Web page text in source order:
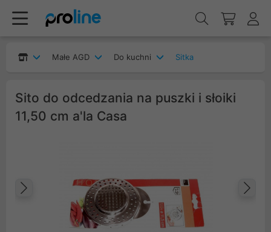
Małe AGD Do kuchni Sitka
Sito do odcedzania na puszki i słoiki
11,50 cm a'la Casa
Poprzedni